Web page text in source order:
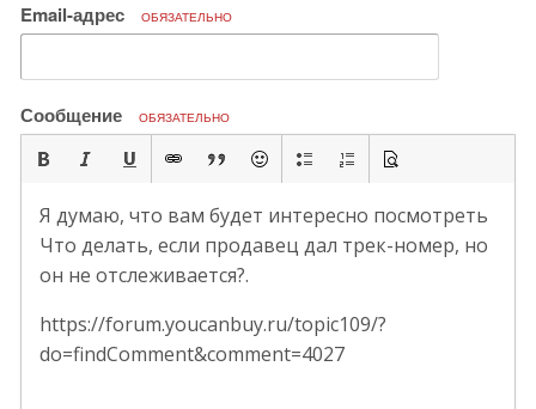
Email-адрес ОБЯЗАТЕЛЬНО
Сообщение ОБЯЗАТЕЛЬНО
Я думаю, что вам будет интересно посмотреть
Что делать, если продавец дал трек-номер, но
он не отслеживается?.
https://forum.youcanbuy.ru/topic109/?
do=findComment&comment=4027